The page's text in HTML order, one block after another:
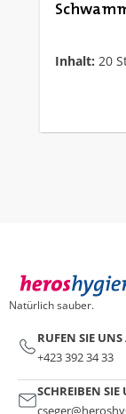
Inhalt: 20
Natürlich sauber.
RUFEN SIE
+423 392 34 33
SCHREIBEN SIE